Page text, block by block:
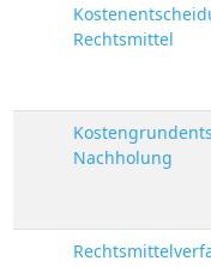
Rechtsmittel
Nachholung